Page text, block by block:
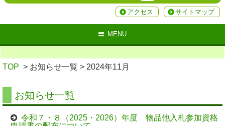
サイトマップ
アクセス
MENU
TOP > お知らせ一覧 > 2024年11月
お知らせ一覧
令和７・８（2025・2026）年度 物品他入札参加資格